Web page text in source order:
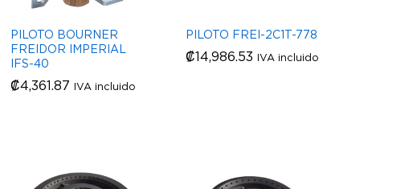
PILOTO BOURNER
FREIDOR IMPERIAL
IFS-40
₡4,361.87 IVA incluido
₡4,361.87
PILOTO FREI-2C1T-778
₡14,986.53 IVA incluido
₡14,986.53